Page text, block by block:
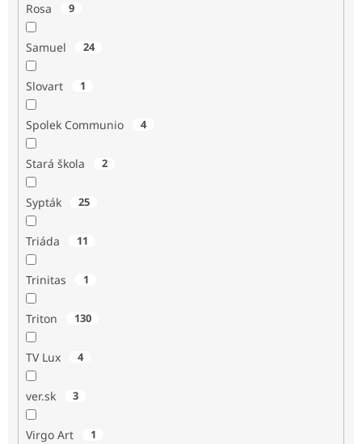
Rosa 9
Samuel 24
Slovart 1
Spolek Communio 4
Stará škola 2
Sypták 25
Triáda 11
Trinitas 1
Triton 130
TV Lux 4
ver.sk 3
Virgo Art 1